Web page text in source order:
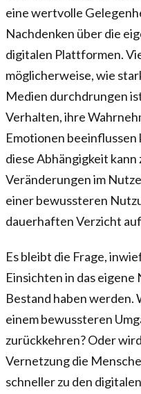
eine wertvolle
Nachdenken über die
digitalen Plattformen.
möglicherweise, wie
Medien durchdrungen
Verhalten, ihre
Emotionen beeinflussen
diese Abhängigkeit
Veränderungen im
einer bewussteren
dauerhaften Verzicht
Es bleibt die Frage,
Einsichten in das
Bestand haben werden.
einem bewussteren
zurückkehren? Oder
Vernetzung die
schneller zu den